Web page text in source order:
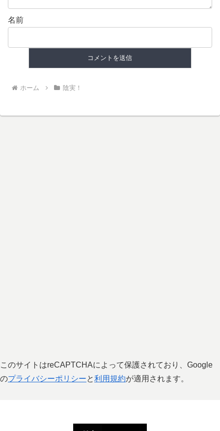
名前
ホーム 陰実！
このサイトはreCAPTCHAによって保護されており、Google
のプライバシーポリシーと利用規約が適用されます。